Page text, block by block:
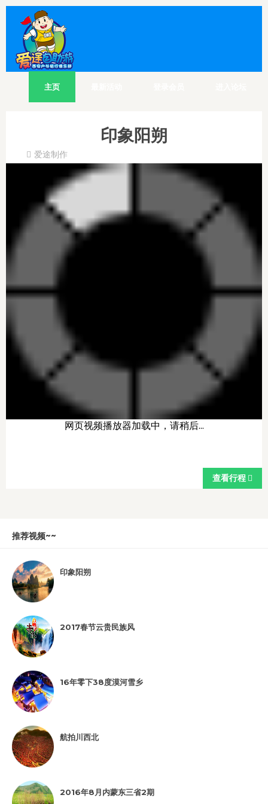
主页
印象阳朔
爱途制作
网页视频播放器加载中，请稍后...
查看行程
推荐视频~~
印象阳朔
2017春节云贵民族风
16年零下38度漠河雪乡
航拍川西北
2016年8月内蒙东三省2期